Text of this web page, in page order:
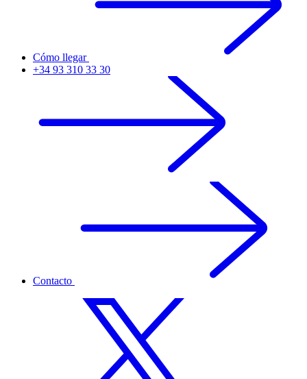
Cómo llegar
+34 93 310 33 30
Contacto